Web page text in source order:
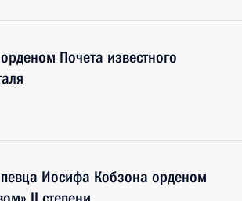
Почета известного
Иосифа Кобзона орденом